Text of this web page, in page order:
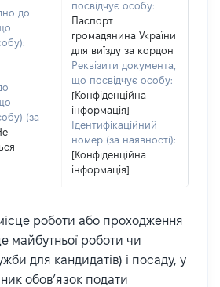
до
(за
посвідчує особу:
Паспорт
громадянина України
для виїзду за кордон
Реквізити документа,
що посвідчує особу:
[Конфіденційна
інформація]
Ідентифікаційний
номер (за наявності):
[Конфіденційна
інформація]
роботи або проходження
майбутньої роботи чи
для кандидатів) і посаду, у
обов’язок подати